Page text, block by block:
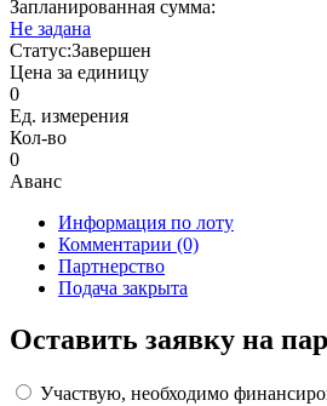
Запланированная сумма:
Не задана
Статус:Завершен
Цена за единицу
0
Ед. измерения
Кол-во
0
Аванс
Информация по лоту
Комментарии (0)
Партнерство
Подача закрыта
Оставить заявку на
Участвую, необходимо